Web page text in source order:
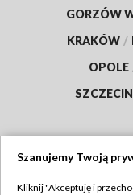
GORZÓW
KRAKÓW /
OPOLE
SZCZECIN
Szanujemy Twoją
Kliknij "Akceptuję i